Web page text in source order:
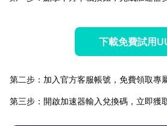
下載免費試用
第二步：加入官方客服帳號，免費領取專
第三步：開啟加速器輸入兌換碼，立即獲